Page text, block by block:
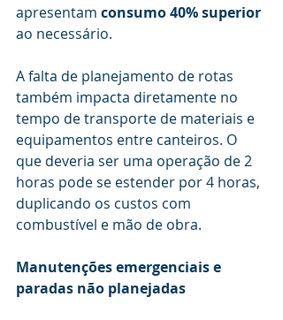
apresentam consumo 40% superior
ao necessário.
A falta de planejamento de rotas
também impacta diretamente no
tempo de transporte de materiais e
equipamentos entre canteiros. O
que deveria ser uma operação de 2
horas pode se estender por 4 horas,
duplicando os custos com
combustível e mão de obra.
Manutenções emergenciais e
paradas não planejadas